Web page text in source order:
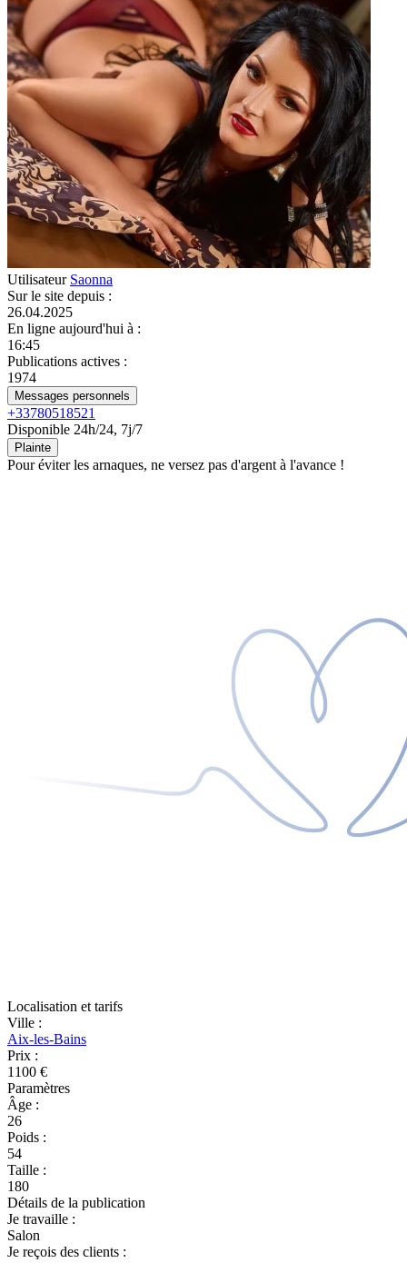
Utilisateur Saonna
Sur le site depuis :
26.04.2025
En ligne aujourd'hui à :
16:45
Publications actives :
1974
Messages personnels
+33780518521
Disponible 24h/24, 7j/7
Plainte
Pour éviter les arnaques, ne versez pas d'argent à l'avance !
Localisation et tarifs
Ville :
Aix-les-Bains
Prix :
1100 €
Paramètres
Âge :
26
Poids :
54
Taille :
180
Détails de la publication
Je travaille :
Salon
Je reçois des clients :